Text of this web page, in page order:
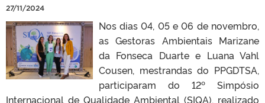
27/11/2024
Nos dias 04, 05 e 06 de novembro,
as Gestoras Ambientais Marizane
da Fonseca Duarte e Luana Vahl
Cousen, mestrandas do PPGDTSA,
participaram do 12º Simpósio
Internacional de Qualidade Ambiental (SIQA), realizado